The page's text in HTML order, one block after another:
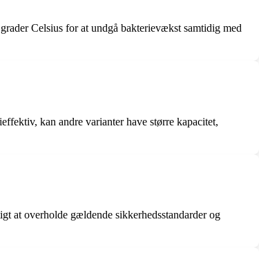
Celsius for at undgå bakterievækst samtidig med
kan andre varianter have større kapacitet,
at overholde gældende sikkerhedsstandarder og